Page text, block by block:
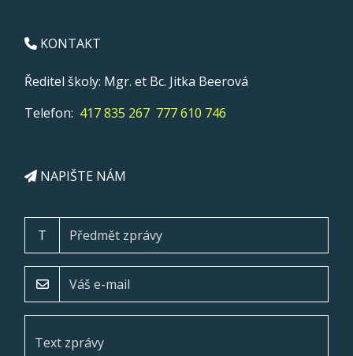
KONTAKT
Ředitel školy: Mgr. et Bc. Jitka Beerová
Telefon: 417 835 267 777 610 746
NAPIŠTE NÁM
T